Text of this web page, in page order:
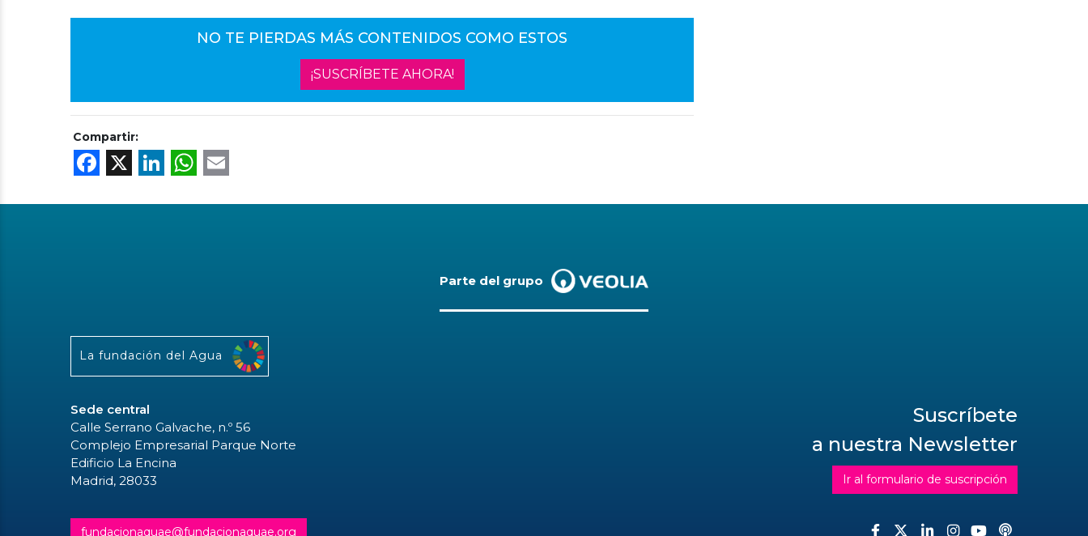
NO TE PIERDAS MÁS CONTENIDOS COMO ESTOS
¡SUSCRÍBETE AHORA!
Compartir:
Facebook
X LinkedIn
WhatsApp
Parte del grupo
La fundación del Agua
Sede central
Calle Serrano Galvache, n.º 56
Complejo Empresarial Parque Norte
Edificio La Encina
Madrid, 28033
Suscríbete
a nuestra Newsletter
Ir al formulario de suscripción
fundacionaquae@fundacionaquae.org